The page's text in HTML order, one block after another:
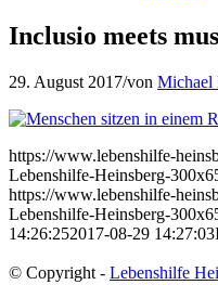
Inclusio meets
29. August 2017/von Michael
https://www.lebenshilfe-
Lebenshilfe-Heinsberg-
https://www.lebenshilfe-
Lebenshilfe-Heinsberg-
14:26:252017-08-29 14:27:03
© Copyright - Lebenshilfe